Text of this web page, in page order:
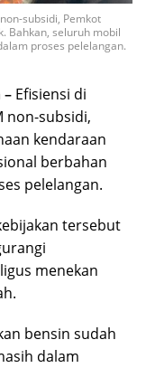
subsidi, Pemkot
Bahkan, seluruh mobil
proses pelelangan.
– Efisiensi di
non-subsidi,
kendaraan
berbahan
pelelangan.
tersebut
menekan
bensin sudah
dalam